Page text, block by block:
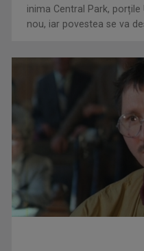
CM 2026: Elveția se
inima Central Park, porțile
nou, iar povestea se va